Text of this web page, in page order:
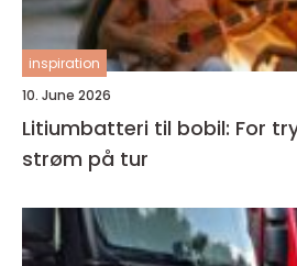
inspiration
10. June 2026
Litiumbatteri til bobil: For
strøm på tur